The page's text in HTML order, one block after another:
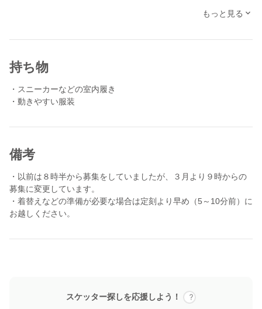
※前日、前々日など直前の応募は返信などの対応ができない場合
もっと見る
持ち物
・スニーカーなどの室内履き
・動きやすい服装
備考
・以前は８時半から募集をしていましたが、３月より９時からの
募集に変更しています。
・着替えなどの準備が必要な場合は定刻より早め（5～10分前）に
お越しください。
スケッター探しを応援しよう！